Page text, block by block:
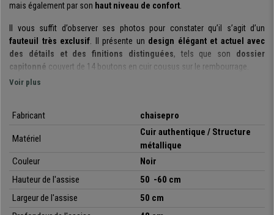
mais également par son haut niveau de confort.
Il vous suffit d’observer ses photos pour constater qu’il s’agit d’un
fauteuil très exclusif. Il présente un design élégant et actuel avec
des détails et des finitions distinguées, tels que son dossier
capitonné couvert de 14 boutons en cuir cousus sur le rembourrage.
Concernant son confort,
en cas d’utilisation intensive. Son
design ergonomique
courbée étudiée, ses côtés arrondis et sonsupport lombaire intégré
permettent au corps d’adopter facilement une posture correcte, tout en
Il possèdeun mécanisme d’inclinaison synchrone sur 3 positions de
profitant de son système de balancement. Vous pouvez également régler
Voir plus
Fabricant chaisepro
Matériel
Cuir authentique / Structure
métallique
Couleur
Noir
Hauteur de l'assise
50 -60 cm
Largeur de l'assise
50 cm